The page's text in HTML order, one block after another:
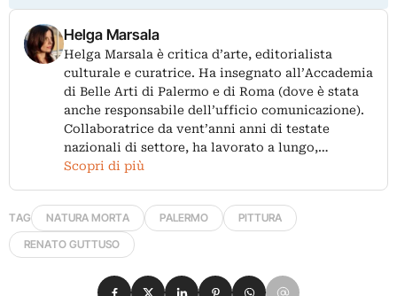
Helga Marsala
Helga Marsala è critica d’arte, editorialista
culturale e curatrice. Ha insegnato all’Accademia
di Belle Arti di Palermo e di Roma (dove è stata
anche responsabile dell’ufficio comunicazione).
Collaboratrice da vent’anni anni di testate
nazionali di settore, ha lavorato a lungo,…
Scopri di più
TAG NATURA MORTA PALERMO
PITTURA
RENATO GUTTUSO
Condividi su Facebook
Condividi su X
Condividi su LinkedIn
Condividi su Pinterest
Condividi su WhatsApp
Condividi su Email